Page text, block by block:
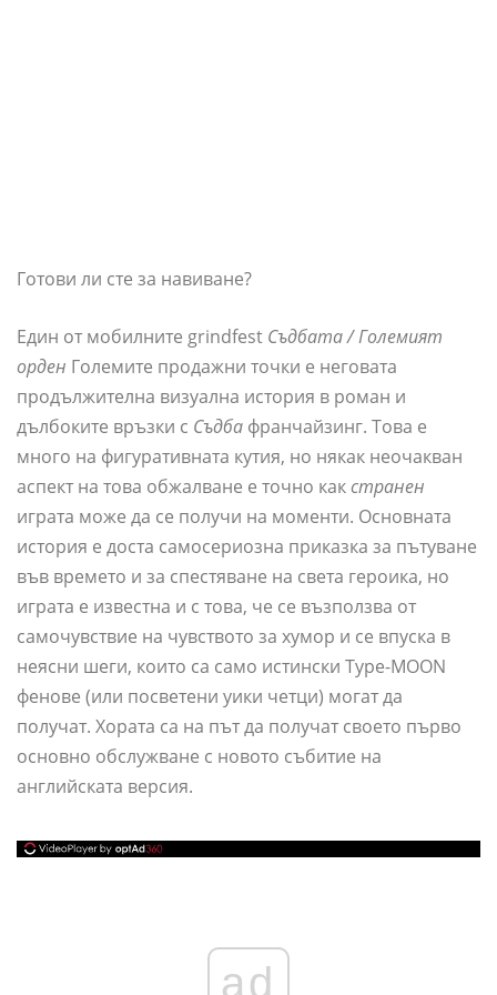
Готови ли сте за навиване?
Един от мобилните grindfest Съдбата / Големият
орден Големите продажни точки е неговата
продължителна визуална история в роман и
дълбоките връзки с Съдба франчайзинг. Това е
много на фигуративната кутия, но някак неочакван
аспект на това обжалване е точно какстранен
играта може да се получи на моменти. Основната
история е доста самосериозна приказка за пътуване
във времето и за спестяване на света героика, но
играта е известна и с това, че се възползва от
самочувствие на чувството за хумор и се впуска в
неясни шеги, които са само истински Type-MOON
фенове (или посветени уики четци) могат да
получат. Хората са на път да получат своето първо
основно обслужване с новото събитие на
английската версия.
ad